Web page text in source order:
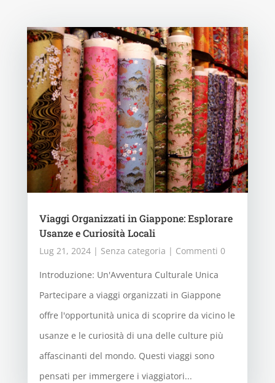
Viaggi Organizzati in Giappone: Esplorare
Usanze e Curiosità Locali
Lug 21, 2024| Senza categoria | Commenti 0
Introduzione: Un'Avventura Culturale Unica
Partecipare a viaggi organizzati in Giappone
offre l'opportunità unica di scoprire da vicino le
usanze e le curiosità di una delle culture più
affascinanti del mondo. Questi viaggi sono
pensati per immergere i viaggiatori...